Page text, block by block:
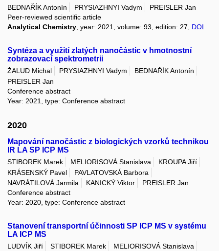
BEDNAŘÍK Antonín PRYSIAZHNYI Vadym
PREISLER Jan
Peer-reviewed scientific article
Analytical Chemistry , year: 2021, volume: 93, edition: 27, DOI
Syntéza a využití zlatých nanočástic v hmotnostní
zobrazovací spektrometrii
ŽALUD Michal PRYSIAZHNYI Vadym
BEDNAŘÍK Antonín
PREISLER Jan
Conference abstract
Year: 2021, type: Conference abstract
2020
Mapování nanočástic z biologických vzorků technikou
IR LA SP ICP MS
STIBOREK Marek MELIORISOVÁ Stanislava
KROUPA Jiří
KRÁSENSKÝ Pavel
PAVLATOVSKÁ Barbora
NAVRÁTILOVÁ Jarmila
KANICKÝ Viktor
PREISLER Jan
Conference abstract
Year: 2020, type: Conference abstract
Stanovení transportní účinnosti SP ICP MS v systému
LA ICP MS
LUDVÍK Jiří STIBOREK Marek
MELIORISOVÁ Stanislava